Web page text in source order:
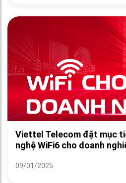
Viettel Telecom đặt mục
nghệ WiFi6 cho doanh
09/01/2025